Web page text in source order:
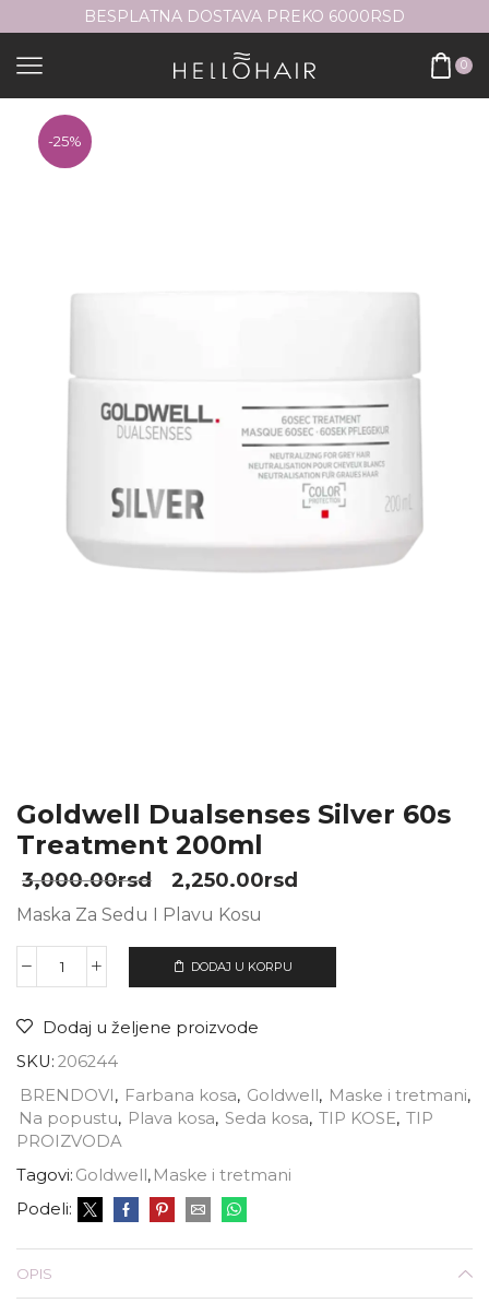
BESPLATNA DOSTAVA PREKO 6000RSD
0
-25%
Goldwell Dualsenses Silver 60s
Treatment 200ml
3,000.00rsd 2,250.00rsd
Maska Za Sedu I Plavu Kosu
DODAJ U KORPU
Dodaj u željene proizvode
SKU: 206244
BRENDOVI, Farbana kosa, Goldwell, Maske i tretmani,
Na popustu, Plava kosa, Seda kosa, TIP KOSE, TIP
PROIZVODA
Tagovi: Goldwell, Maske i tretmani
Podeli:
OPIS